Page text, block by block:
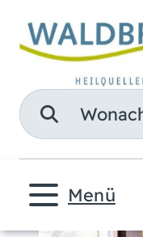
Suche
Menü